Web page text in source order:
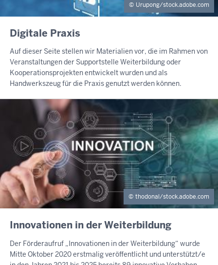
Urupong/stock.adobe.com
INHALTSSEITE
Digitale Praxis
Auf dieser Seite stellen wir Materialien vor, die im Rahmen von
Veranstaltungen der Supportstelle Weiterbildung oder
Kooperationsprojekten entwickelt wurden und als
Handwerkszeug für die Praxis genutzt werden können.
thodonal/stock.adobe.com
INHALTSSEITE
Innovationen in der Weiterbildung
Der Förderaufruf „Innovationen in der Weiterbildung“ wurde
Mitte Oktober 2020 erstmalig veröffentlicht und unterstützt/e